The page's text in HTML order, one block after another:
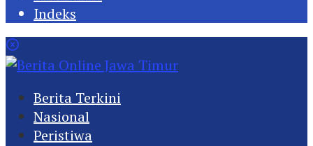
Indeks
Berita Terkini
Nasional
Peristiwa